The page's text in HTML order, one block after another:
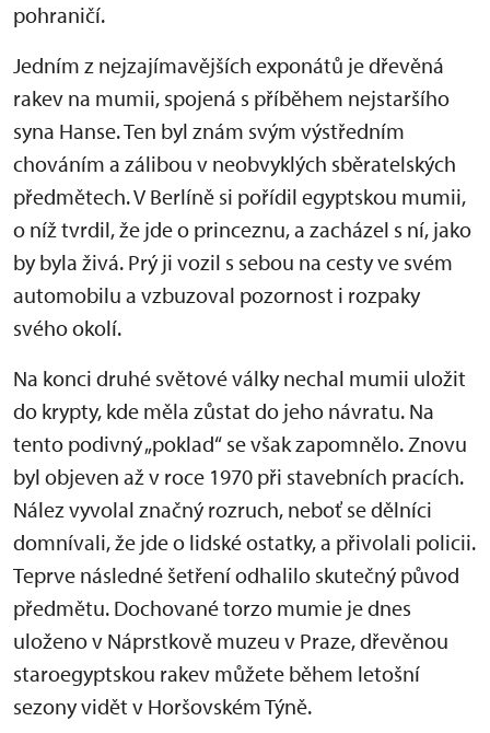
pohraničí.
Jedním z nejzajímavějších exponátů je dřevěná
rakev na mumii, spojená s příběhem nejstaršího
syna Hanse. Ten byl znám svým výstředním
chováním a zálibou v neobvyklých sběratelských
předmětech. V Berlíně si pořídil egyptskou mumii,
o níž tvrdil, že jde o princeznu, a zacházel s ní, jako
by byla živá. Prý ji vozil s sebou na cesty ve svém
automobilu a vzbuzoval pozornost i rozpaky
svého okolí.
Na konci druhé světové války nechal mumii uložit
do krypty, kde měla zůstat do jeho návratu. Na
tento podivný „poklad“ se však zapomnělo. Znovu
byl objeven až v roce 1970 při stavebních pracích.
Nález vyvolal značný rozruch, neboť se dělníci
domnívali, že jde o lidské ostatky, a přivolali policii.
Teprve následné šetření odhalilo skutečný původ
předmětu. Dochované torzo mumie je dnes
uloženo v Náprstkově muzeu v Praze, dřevěnou
staroegyptskou rakev můžete během letošní
sezony vidět v Horšovském Týně.